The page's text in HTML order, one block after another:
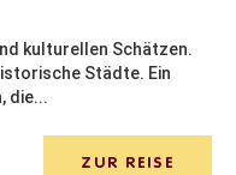
kulturellen Schätzen.
Städte. Ein
die...
ZUR REISE